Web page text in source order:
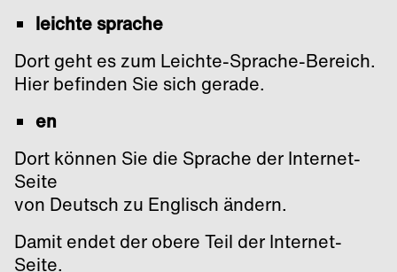
leichte sprache
Dort geht es zum Leichte-Sprache-Bereich.
Hier befinden Sie sich gerade.
en
Dort können Sie die Sprache der Internet-
Seite
von Deutsch zu Englisch ändern.
Damit endet der obere Teil der Internet-
Seite.